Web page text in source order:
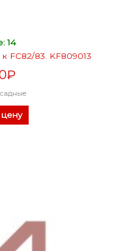
14
FC82/83. KF809013
₽
цену